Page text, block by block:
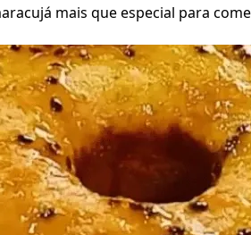
mais que especial para